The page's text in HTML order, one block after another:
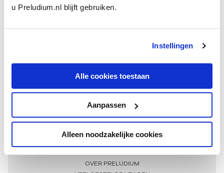
u Preludium.nl blijft gebruiken.
Instellingen
Alle cookies toestaan
Aanpassen
Alleen noodzakelijke cookies
Meer informatie
OVER PRELUDIUM